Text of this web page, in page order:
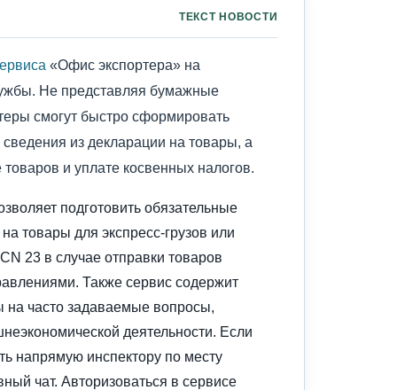
ТЕКСТ НОВОСТИ
«Офис экспортера» на
Не представляя бумажные
смогут быстро сформировать
из декларации на товары, а
и уплате косвенных налогов.
подготовить обязательные
товары для экспресс-грузов или
23 в случае отправки товаров
Также сервис содержит
часто задаваемые вопросы,
деятельности. Если
напрямую инспектору по месту
чат. Авторизоваться в сервисе